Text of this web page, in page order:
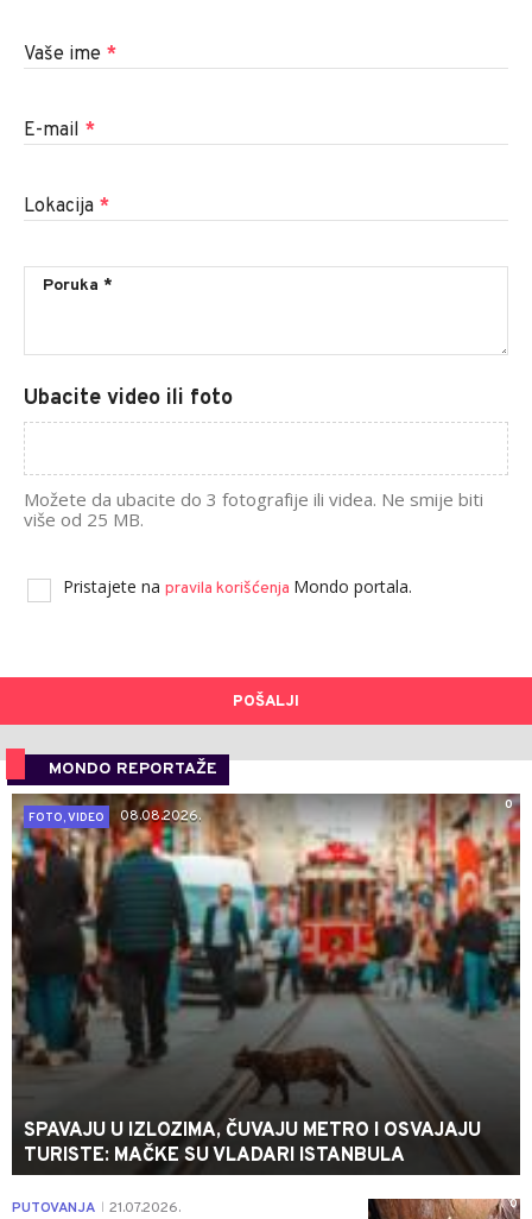
Vaše ime *
E-mail *
Lokacija *
Ubacite video ili foto
Možete da ubacite do 3 fotografije ili videa. Ne smije biti
više od 25 MB.
Pristajete na pravila korišćenja Mondo portala.
POŠALJI
MONDO REPORTAŽE
0
FOTO, VIDEO
08.08.2026.
SPAVAJU U IZLOZIMA, ČUVAJU METRO I OSVAJAJU
TURISTE: MAČKE SU VLADARI ISTANBULA
0
PUTOVANJA 21.07.2026.